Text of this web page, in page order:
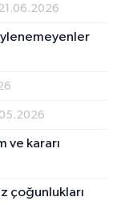
ve kararı
çoğunlukları